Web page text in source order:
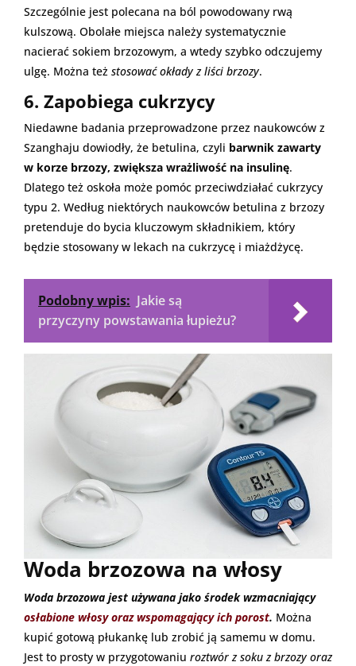
Szczególnie jest polecana na ból powodowany rwą
kulszową. Obolałe miejsca należy systematycznie
nacierać sokiem brzozowym, a wtedy szybko odczujemy
ulgę. Można też stosować okłady z liści brzozy.
6. Zapobiega cukrzycy
Niedawne badania przeprowadzone przez naukowców z
Szanghaju dowiodły, że betulina, czyli barwnik zawarty
w korze brzozy, zwiększa wrażliwość na insulinę.
Dlatego też oskoła może pomóc przeciwdziałać cukrzycy
typu 2. Według niektórych naukowców betulina z brzozy
pretenduje do bycia kluczowym składnikiem, który
będzie stosowany w lekach na cukrzycę i miażdżycę.
Podobny wpis: Jakie są
przyczyny powstawania łupieżu?
Woda brzozowa na włosy
Woda brzozowa jest używana jako środek wzmacniający
osłabione włosy oraz wspomagający ich porost. Można
kupić gotową płukankę lub zrobić ją samemu w domu.
Jest to prosty w przygotowaniu roztwór z soku z brzozy oraz